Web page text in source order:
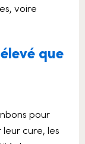
voire
que
pour
cure, les